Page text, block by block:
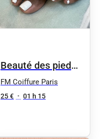
Beauté des pieds
femme
FM Coiffure Paris
25 € • 01 h 15